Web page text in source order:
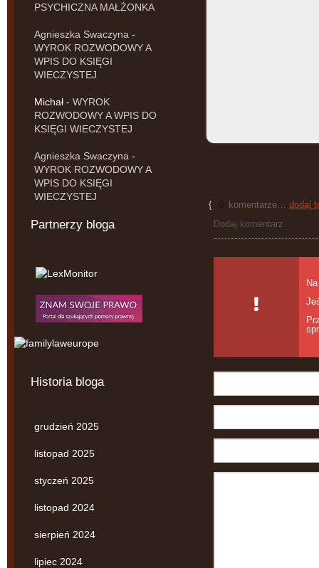
{ 0 komentarze… dodaj
Dodaj komentarz
PSYCHICZNA MAŁŻONKA
Agnieszka Swaczyna -
WYROK ROZWODOWY A
WPIS DO KSIĘGI
WIECZYSTEJ
Michał - WYROK
ROZWODOWY A WPIS DO
KSIĘGI WIECZYSTEJ
Agnieszka Swaczyna -
WYROK ROZWODOWY A
WPIS DO KSIĘGI
WIECZYSTEJ
Partnerzy bloga
Historia bloga
grudzień 2025
listopad 2025
styczeń 2025
listopad 2024
sierpień 2024
lipiec 2024